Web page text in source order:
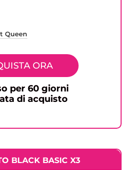
BLACK BASIC X3
Queen
ORA
per 60 giorni
di acquisto